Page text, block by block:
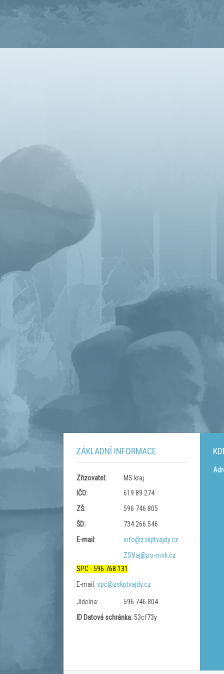
ZÁKLADNÍ INFORMACE
Zřizovatel:
MS kraj
IČO:
619 89 274
ZŠ:
596 746 805
ŠD:
734 266 546
E-mail:
info@zskptvajdy.cz
ZSVaj@po-msk.cz
SPC - 596 768 131
E-mail: spc@zskptvajdy.cz
Jídelna:
596 746 804
ID Datová schránka:53cf73y